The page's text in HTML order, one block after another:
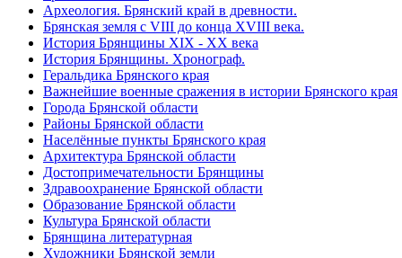
Археология. Брянский край в древности.
Брянская земля с VIII до конца XVIII века.
История Брянщины XIX - XX века
История Брянщины. Хронограф.
Геральдика Брянского края
Важнейшие военные сражения в истории Брянского края
Города Брянской области
Районы Брянской области
Населённые пункты Брянского края
Архитектура Брянской области
Достопримечательности Брянщины
Здравоохранение Брянской области
Образование Брянской области
Культура Брянской области
Брянщина литературная
Художники Брянской земли